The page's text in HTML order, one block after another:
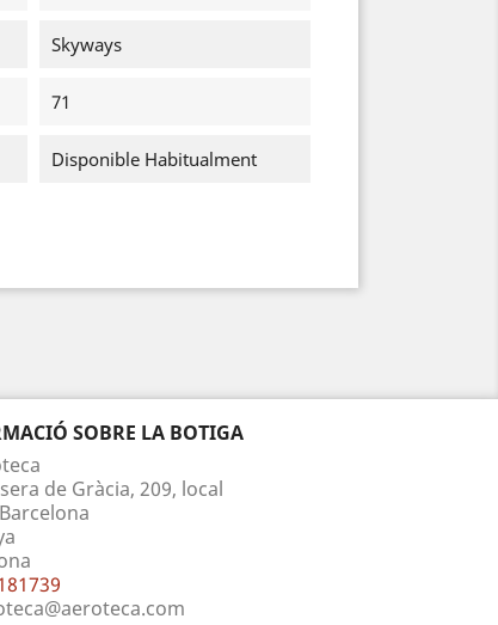
Skyways
71
Disponible Habitualment
SOBRE LA BOTIGA
de Gràcia, 209, local